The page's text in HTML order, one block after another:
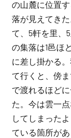
の山麓に位置
落が見えてき
て、5軒を里、
の集落は1邑ほ
に差し掛かる
て行くと、傍
で渡れるほど
た。今は雲一
してしまった
ている箇所が